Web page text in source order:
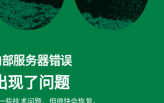
服务器错误
现了问题